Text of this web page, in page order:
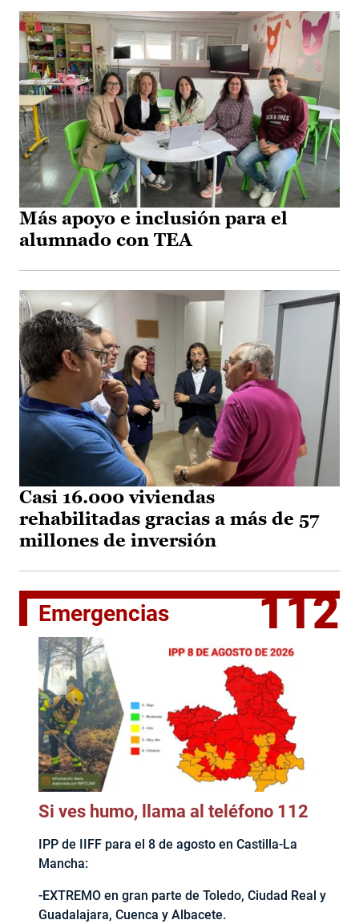
Más apoyo e inclusión para el
alumnado con TEA
Casi 16.000 viviendas
rehabilitadas gracias a más de 57
millones de inversión
Emergencias 112
Si ves humo, llama al teléfono 112
IPP de IIFF para el 8 de agosto en Castilla-La
Mancha:
-EXTREMO en gran parte de Toledo, Ciudad Real y
Guadalajara, Cuenca y Albacete.